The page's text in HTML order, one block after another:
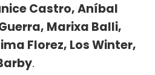
Castro, Aníbal
Marixa Balli,
Florez, Los Winter,
.